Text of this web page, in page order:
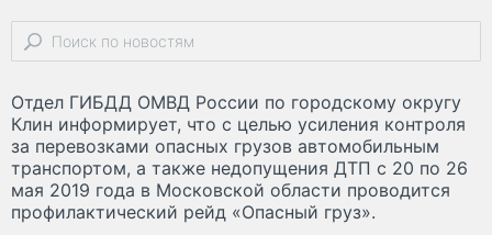
Отдел ГИБДД ОМВД России по городскому округу
Клин информирует, что с целью усиления контроля
за перевозками опасных грузов автомобильным
транспортом, а также недопущения ДТП с 20 по 26
мая 2019 года в Московской области проводится
профилактический рейд «Опасный груз».